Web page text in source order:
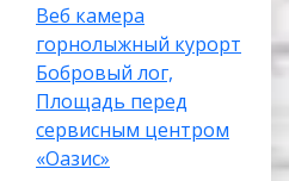
Веб камера
горнолыжный курорт
Бобровый лог,
Площадь перед
сервисным центром
«Оазис»